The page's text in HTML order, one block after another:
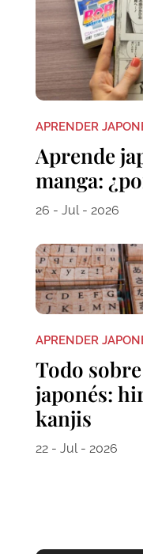
APRENDER
Aprende
manga:
26 - Jul - 2026
APRENDER
Todo
japonés:
kanjis
22 - Jul - 2026